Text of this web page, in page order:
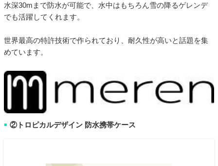
水深30mまで防水が可能で、水中はもちろん雪の降るゲレンデ
でも活躍してくれます。
世界最高の特許技術で作られており、耐久性が高いと話題を集
めています。
■ ②トロピカルデザイン 防水携帯ケース